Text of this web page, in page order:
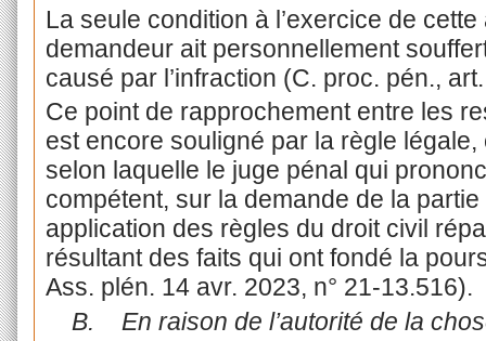
La seule condition à l’exercice de
demandeur ait personnellement
causé par l’infraction (C. proc. pén.,
Ce point de rapprochement entre les
est encore souligné par la règle
selon laquelle le juge pénal qui
compétent, sur la demande de la
application des règles du droit civil
résultant des faits qui ont fondé la
Ass. plén. 14 avr. 2023, n° 21-13.516).
B.
En raison de l’autorité de la